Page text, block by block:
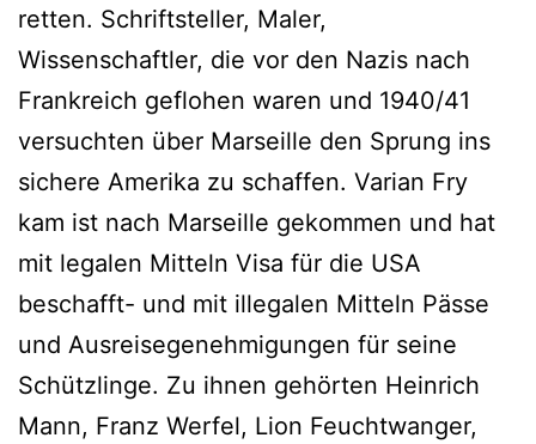
retten. Schriftsteller, Maler,
Wissenschaftler, die vor den Nazis nach
Frankreich geflohen waren und 1940/41
versuchten über Marseille den Sprung ins
sichere Amerika zu schaffen. Varian Fry
kam ist nach Marseille gekommen und hat
mit legalen Mitteln Visa für die USA
beschafft- und mit illegalen Mitteln Pässe
und Ausreisegenehmigungen für seine
Schützlinge. Zu ihnen gehörten Heinrich
Mann, Franz Werfel, Lion Feuchtwanger,